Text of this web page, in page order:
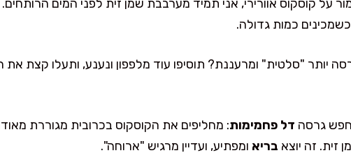
על קוסקוס אוורירי, אני תמיד מערבבת שמן זית לפני המים
כמות גדולה.
יותר "סלטית" ומרעננת? תוסיפו עוד מלפפון ונענע, ותעלו קצת את
גרסה דל פחמימות
זית. זה יוצא בריא ומפתיע, ועדיין מרגיש "ארוחה".